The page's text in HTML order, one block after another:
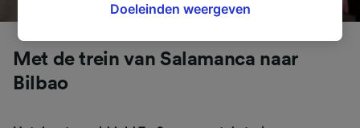
Met de trein van Salamanca naar
Bilbao
Daaronder valt ook je recht om bezwaar te
verwerking een beroep op gerechtvaardigd
belangen wordt gemaakt. Je kunt deze
instellingen op elk moment wijzigen op de
Doeleinden weergeven